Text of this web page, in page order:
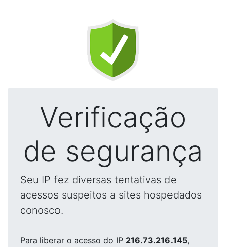
Verificação
de segurança
Seu IP fez diversas tentativas de
acessos suspeitos a sites hospedados
conosco.
Para liberar o acesso do IP 216.73.216.145,